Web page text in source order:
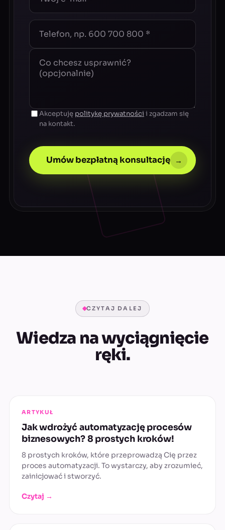
Akceptuję politykę prywatności i zgadzam się
na kontakt.
Umów bezpłatną konsultację →
CZYTAJ DALEJ
Wiedza na wyciągnięcie
ręki.
ARTYKUŁ
Jak wdrożyć automatyzację procesów
biznesowych? 8 prostych kroków!
8 prostych kroków, które przeprowadzą Cię przez
proces automatyzacji. To wystarczy, aby zrozumieć,
zainicjować i stworzyć.
Czytaj →